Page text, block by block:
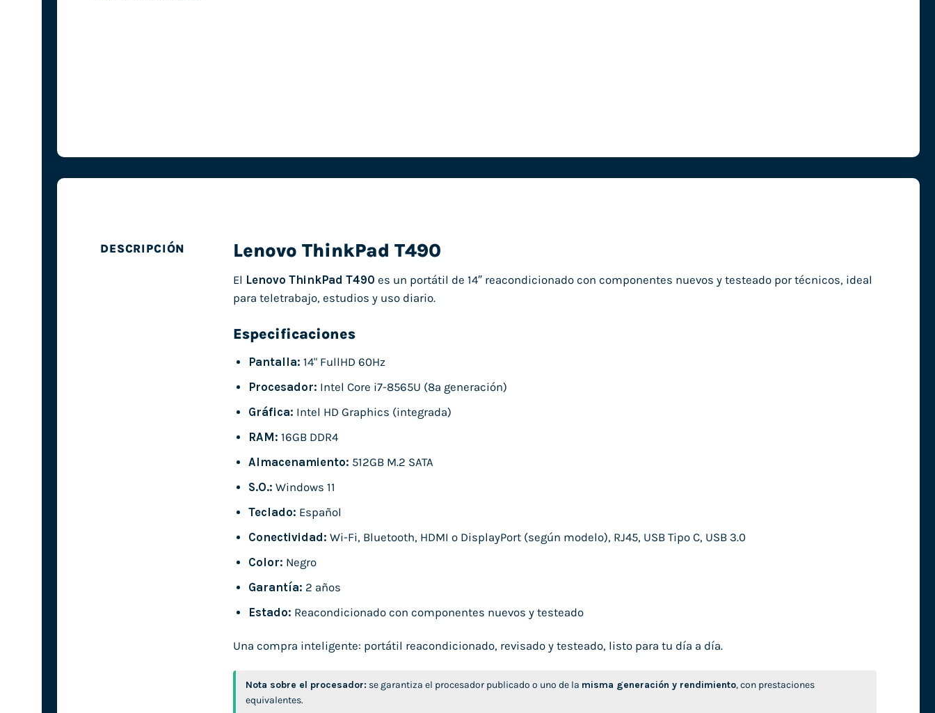
DESCRIPCIÓN Lenovo ThinkPad T490
El Lenovo ThinkPad T490 es un portátil de 14″ reacondicionado con componentes nuevos y testeado por técnicos, ideal
para teletrabajo, estudios y uso diario.
Especificaciones
Pantalla: 14" FullHD 60Hz
Procesador: Intel Core i7-8565U (8ª generación)
Gráfica: Intel HD Graphics (integrada)
RAM: 16GB DDR4
Almacenamiento: 512GB M.2 SATA
S.O.: Windows 11
Teclado: Español
Conectividad: Wi-Fi, Bluetooth, HDMI o DisplayPort (según modelo), RJ45, USB Tipo C, USB 3.0
Color: Negro
Garantía: 2 años
Estado: Reacondicionado con componentes nuevos y testeado
Una compra inteligente: portátil reacondicionado, revisado y testeado, listo para tu día a día.
Nota sobre el procesador: se garantiza el procesador publicado o uno de la misma generación y rendimiento, con prestaciones
equivalentes.